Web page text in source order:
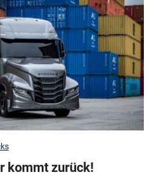
kommt zurück!